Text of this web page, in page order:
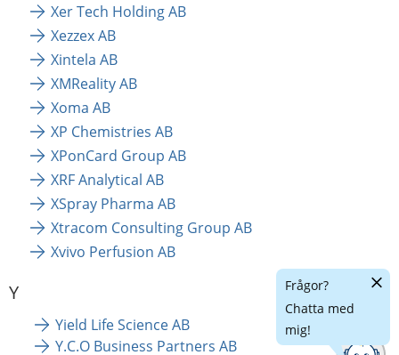
Xer Tech Holding AB
Xezzex AB
Xintela AB
XMReality AB
Xoma AB
XP Chemistries AB
XPonCard Group AB
XRF Analytical AB
XSpray Pharma AB
Xtracom Consulting Group AB
Xvivo Perfusion AB
Y
Yield Life Science AB
Y.C.O Business Partners AB
Frågor?
Chatta med
mig!
Dölj